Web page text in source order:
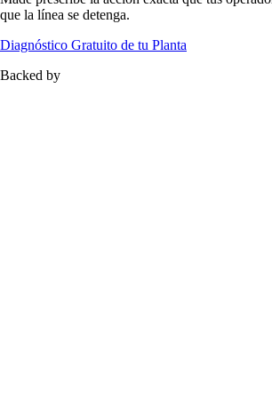
ManufacturaCeroPérdidas
Ninguna falla es aleatoria.
Madeprescribe la acción exacta que tus
que la línea se detenga.